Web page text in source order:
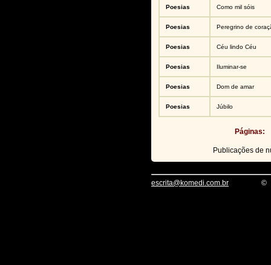
Poesias Como mil sóis
Poesias Peregrino de
Poesias Céu lindo Céu
Poesias Iluminar-se
Poesias Dom de amar
Poesias Júbilo
Páginas:
Publicações de
escrita@komedi.com.br ©